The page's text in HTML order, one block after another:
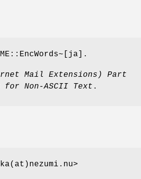
Mail Extensions) Part
for Non-ASCII Text .